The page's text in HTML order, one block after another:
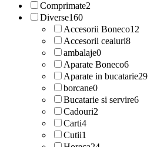
Comprimate2
Diverse160
Accesorii Boneco12
Accesorii ceaiuri8
ambalaje0
Aparate Boneco6
Aparate in bucatarie29
borcane0
Bucatarie si servire6
Cadouri2
Carti4
Cutii1